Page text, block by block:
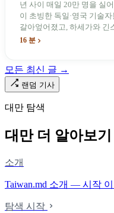
년 사이 매일 20만 명을 실
이 초빙한 독일·영국 기술
갈아엎어졌고, 하세가와 긴
이름과 번호가 바뀌었다. 세
다. 마침내 푸유마·타로코
로 위에 깔렸다.
16 분
모든 최신 글 →
랜덤 기사
대만 탐색
대만 더 알아보기
소개
Taiwan.md 소개 — 시작
탐색 시작